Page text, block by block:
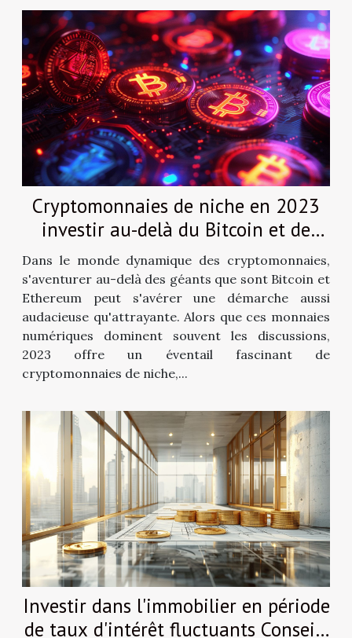
Cryptomonnaies de niche en 2023
investir au-delà du Bitcoin et de
l'Ethereum
Dans le monde dynamique des cryptomonnaies,
s'aventurer au-delà des géants que sont Bitcoin et
Ethereum peut s'avérer une démarche aussi
audacieuse qu'attrayante. Alors que ces monnaies
numériques dominent souvent les discussions,
2023 offre un éventail fascinant de
cryptomonnaies de niche,...
Investir dans l'immobilier en période
de taux d'intérêt fluctuants Conseils